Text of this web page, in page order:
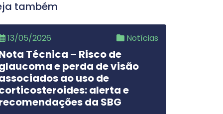
também
13/05/2026 Notícias
Técnica – Risco de
e perda de visão
ao uso de
alerta e
da SBG